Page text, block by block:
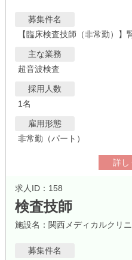
募集件名
【臨床検査技師（非常勤）】
主な業務
超音波検査
採用人数
1名
雇用形態
非常勤（パート）
詳し
求人ID：158
検査技師
施設名：関西メディカルクリ
募集件名